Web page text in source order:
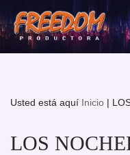
Saltar
al
Usted está aquí Inicio |
LOS